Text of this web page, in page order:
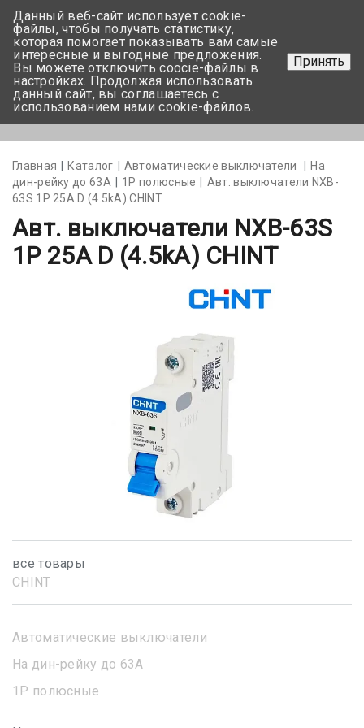
+375 17-350-99-56
+375 44-752-82-08
Задать вопрос
Главная Каталог Автоматические выключатели
На
дин-рейку до 63А
1Р полюсные
Авт. выключатели NXB-
63S 1P 25A D (4.5kA) CHINT
Авт. выключатели NXB-63S
1P 25A D (4.5kA) CHINT
все товары
CHINT
Автоматические выключатели
На дин-рейку до 63А
1Р полюсные
Данный веб-сайт использует cookie-
файлы, чтобы получать статистику,
которая помогает показывать вам самые
интересные и выгодные предложения.
Вы можете отключить coocie-файлы в
настройках. Продолжая использовать
данный сайт, вы соглашаетесь с
использованием нами cookie-файлов.
Принять